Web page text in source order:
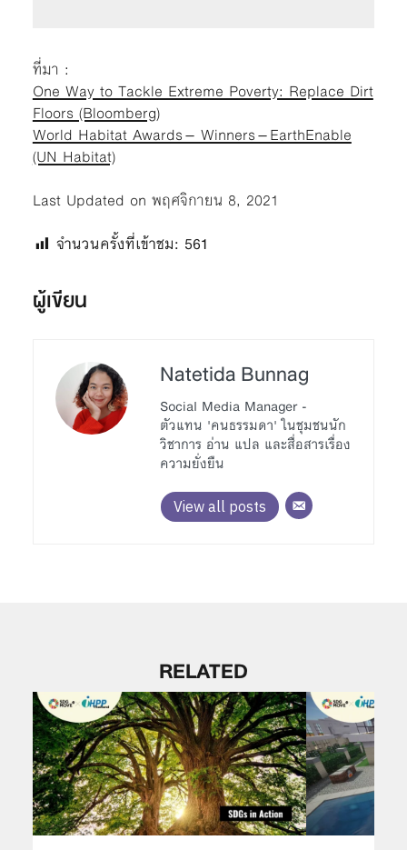
ที่มา :
One Way to Tackle Extreme Poverty: Replace Dirt
Floors (Bloomberg)
World Habitat Awards – Winners – EarthEnable
(UN Habitat)
Last Updated on พฤศจิกายน 8, 2021
จำนวนครั้งที่เข้าชม: 561
ผู้เขียน
Natetida Bunnag
Social Media Manager -
ตัวแทน 'คนธรรมดา' ในชุมชนนัก
วิชาการ อ่าน แปล และสื่อสารเรื่อง
ความยั่งยืน
View all posts
RELATED